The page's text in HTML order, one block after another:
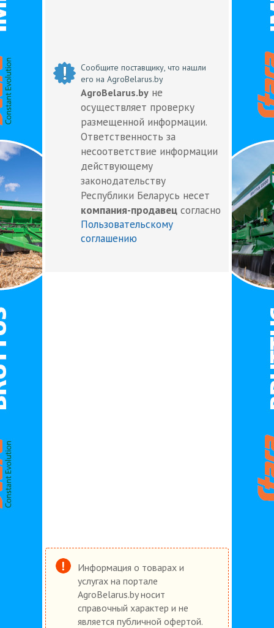
Сообщите поставщику, что нашли
его на AgroBelarus.by
AgroBelarus.by не
осуществляет проверку
размещенной информации.
Ответственность за
несоответствие информации
действующему
законодательству
Республики Беларусь несет
компания-продавец согласно
Пользовательскому
соглашению
Информация о товарах и
услугах на портале
AgroBelarus.by носит
справочный характер и не
является публичной офертой.